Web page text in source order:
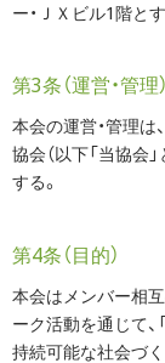
ー・ＪＸビル1階とす
第3条（運営・管理）
本会の運営・管理
協会（以下「当協会
する。
第4条（目的）
本会はメンバー相
ーク活動を通じて、
持続可能な社会づ